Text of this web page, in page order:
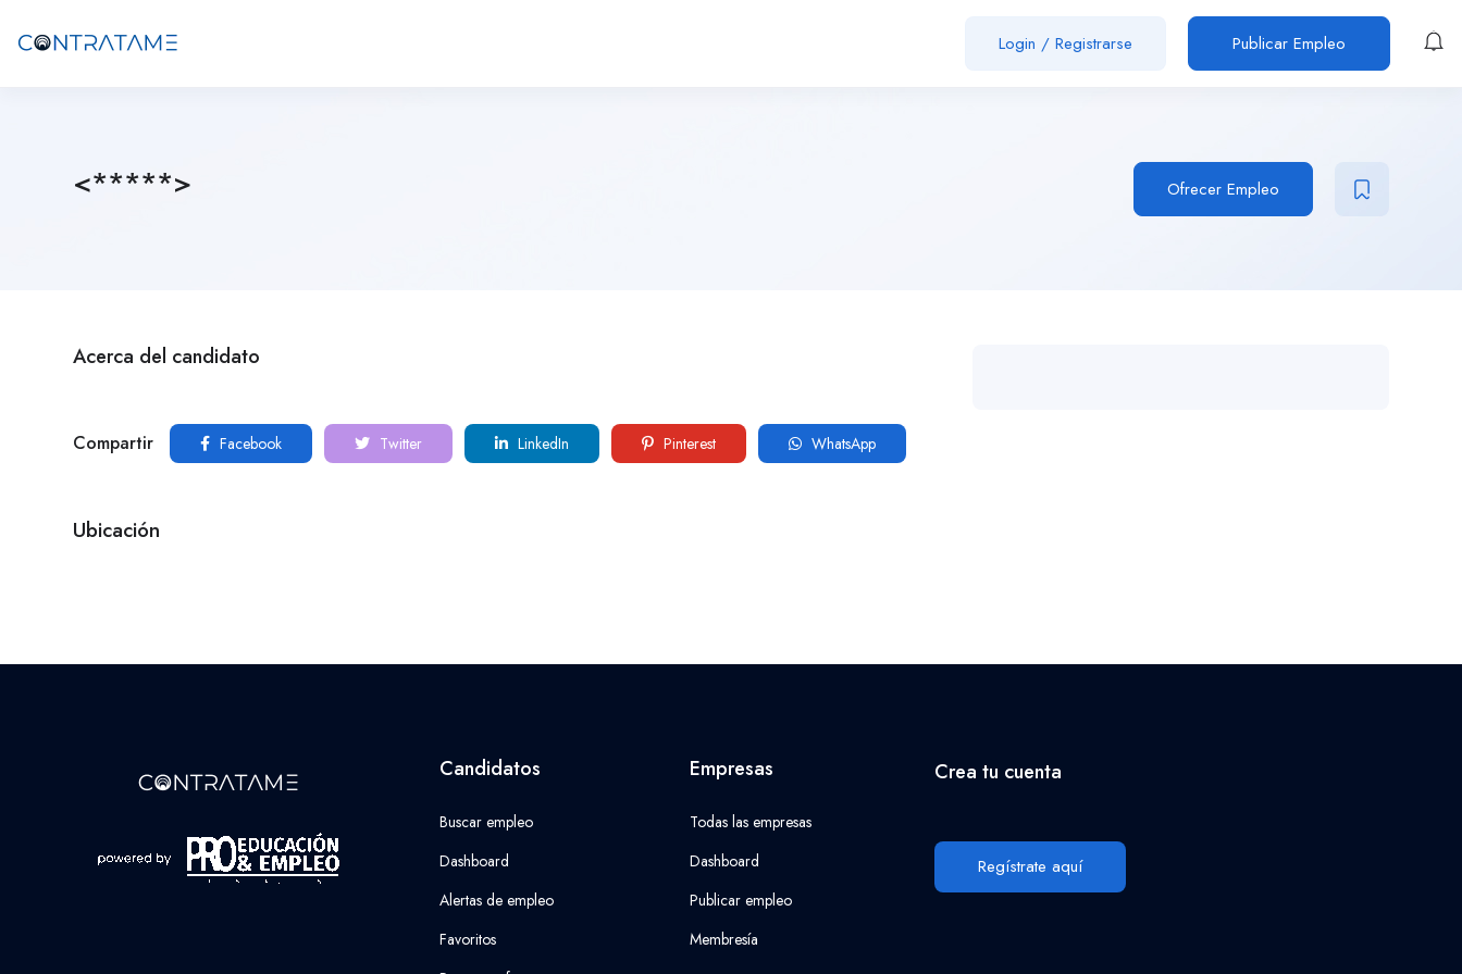
Login / Registrarse Publicar Empleo
<*****> Ofrecer Empleo
Acerca del candidato
Compartir Facebook Twitter LinkedIn Pinterest WhatsApp
Ubicación
Candidatos
Buscar empleo
Dashboard
Alertas de empleo
Favoritos
Empresas
Todas las empresas
Dashboard
Publicar empleo
Membresía
Crea tu cuenta
Regístrate aquí